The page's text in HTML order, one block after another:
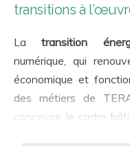
transitions à
La transition
numérique, qui
économique et
des métiers de
concevoir le cadre bâti
un contexte et une